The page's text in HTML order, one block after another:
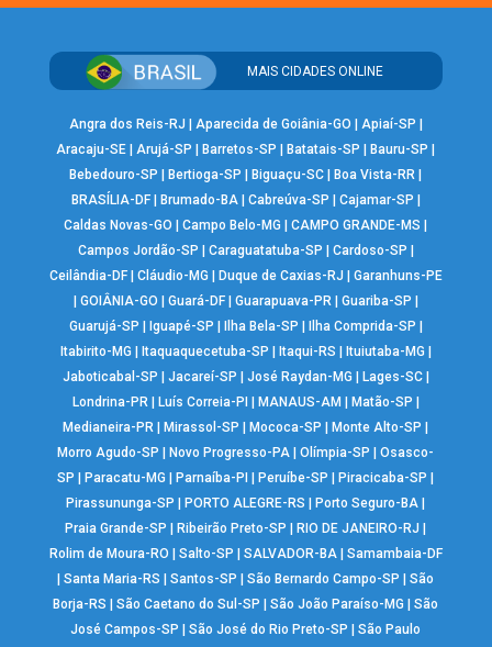
MAIS CIDADES ONLINE
Angra dos Reis-RJ Aparecida de Goiânia-GO Apiaí-SP
Aracaju-SE |Arujá-SP Barretos-SP Batatais-SP Bauru-SP
Bebedouro-SP
Bertioga-SP Biguaçu-SC Boa Vista-RR
BRASÍLIA-DF| Brumado-BA| Cabreúva-SP Cajamar-SP
Caldas Novas-GO
|Campo Belo-MG |CAMPO GRANDE-MS
Campos Jordão-SP
Caraguatatuba-SP Cardoso-SP
Ceilândia-DF| Cláudio-MG Duque de Caxias-RJ
Garanhuns-PE
GOIÂNIA-GO Guará-DF| Guarapuava-PR| Guariba-SP
Guarujá-SP
Iguapé-SP Ilha Bela-SP Ilha Comprida-SP
Itabirito-MG
Itaquaquecetuba-SP Itaqui-RS Ituiutaba-MG
Jaboticabal-SP
Jacareí-SP José Raydan-MG Lages-SC|
Londrina-PR| Luís Correia-PI MANAUS-AM Matão-SP
Medianeira-PR
Mirassol-SP Mococa-SP Monte Alto-SP
Morro Agudo-SP
Novo Progresso-PA |Olímpia-SP |Osasco-
SP
Paracatu-MG Parnaíba-PI Peruíbe-SP Piracicaba-SP
Pirassununga-SP
PORTO ALEGRE-RS Porto Seguro-BA
Praia Grande-SP
Ribeirão Preto-SP RIO DE JANEIRO-RJ
Rolim de Moura-RO
Salto-SP SALVADOR-BA| Samambaia-DF
|Santa Maria-RS |Santos-SP |São Bernardo Campo-SP |São
Borja-RS
|São Caetano do Sul-SP |São João Paraíso-MG |São
José Campos-SP
|São José do Rio Preto-SP |São Paulo